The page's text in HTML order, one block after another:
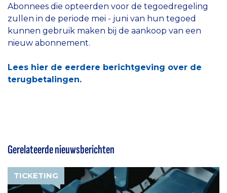
Abonnees die opteerden voor de tegoedregeling
zullen in de periode mei - juni van hun tegoed
kunnen gebruik maken bij de aankoop van een
nieuw abonnement.
Lees hier de eerdere berichtgeving over de
terugbetalingen.
Gerelateerde nieuwsberichten
TICKETING